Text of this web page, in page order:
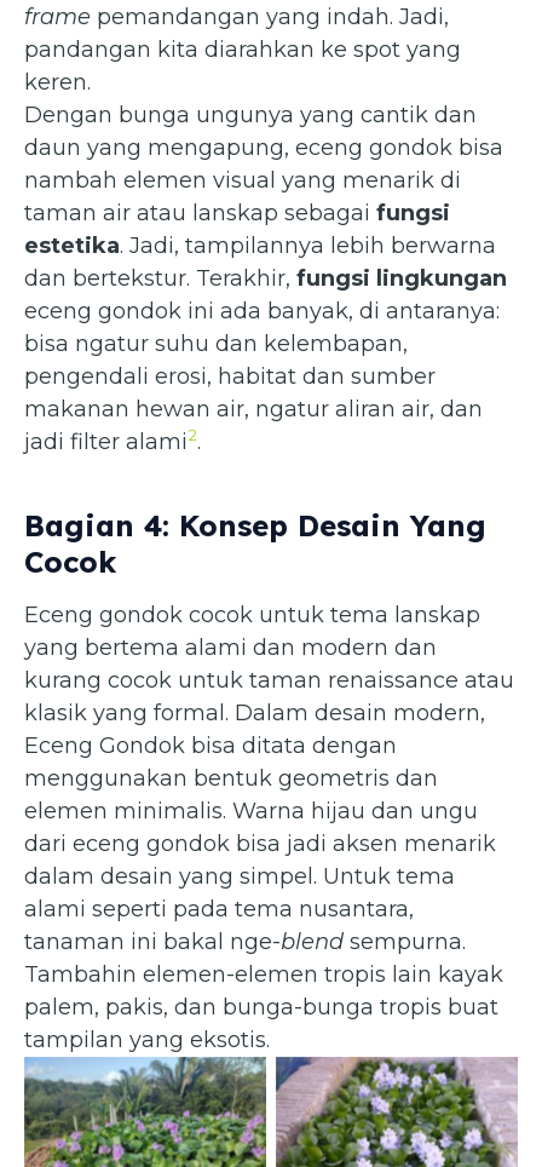
frame pemandangan yang indah. Jadi,
pandangan kita diarahkan ke spot yang
keren.
Dengan bunga ungunya yang cantik dan
daun yang mengapung, eceng gondok bisa
nambah elemen visual yang menarik di
taman air atau lanskap sebagai fungsi
estetika. Jadi, tampilannya lebih berwarna
dan bertekstur. Terakhir, fungsi lingkungan
eceng gondok ini ada banyak, di antaranya:
bisa ngatur suhu dan kelembapan,
pengendali erosi, habitat dan sumber
makanan hewan air, ngatur aliran air, dan
jadi filter alami2.
Bagian 4: Konsep Desain Yang
Cocok
Eceng gondok cocok untuk tema lanskap
yang bertema alami dan modern dan
kurang cocok untuk taman renaissance atau
klasik yang formal. Dalam desain modern,
Eceng Gondok bisa ditata dengan
menggunakan bentuk geometris dan
elemen minimalis. Warna hijau dan ungu
dari eceng gondok bisa jadi aksen menarik
dalam desain yang simpel. Untuk tema
alami seperti pada tema nusantara,
tanaman ini bakal nge-blend sempurna.
Tambahin elemen-elemen tropis lain kayak
palem, pakis, dan bunga-bunga tropis buat
tampilan yang eksotis.
Eichhornia crassipes —
Eichhornia crassipes —